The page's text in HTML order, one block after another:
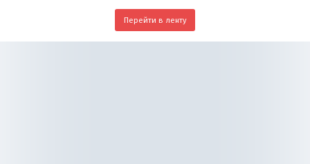
Перейти в ленту